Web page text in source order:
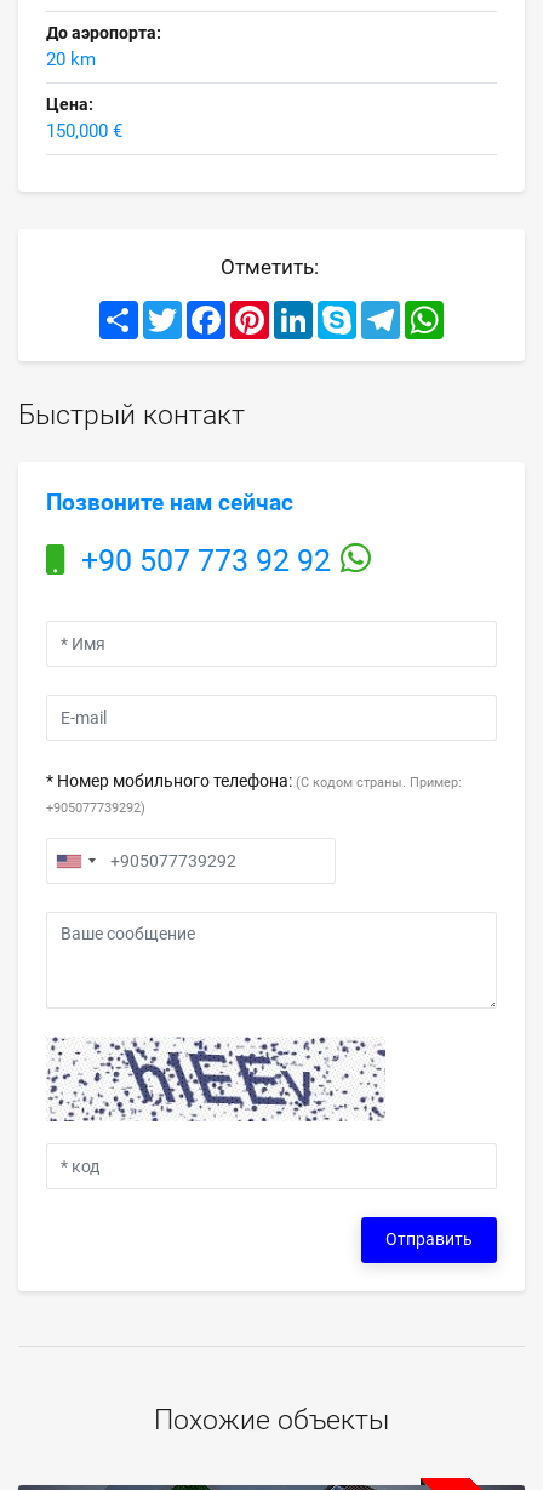
До аэропорта:
20 km
Цена:
150,000 €
Отметить:
Share TwitterFacebookPinterestLinkedInSkype Telegram
Быстрый контакт
Позвоните нам сейчас
+90 507 773 92 92
* Номер мобильного телефона: (С кодом страны. Пример:
+905077739292)
Отправить
Похожие объекты